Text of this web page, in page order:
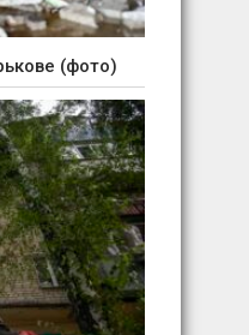
(фото)